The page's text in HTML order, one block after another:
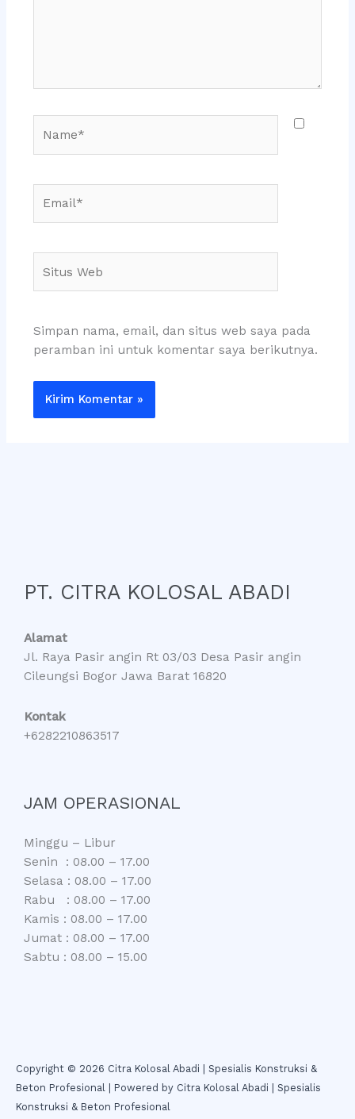
Web
Simpan nama, email, dan situs web saya pada
peramban ini untuk komentar saya berikutnya.
PT. CITRA KOLOSAL ABADI
Alamat
Jl. Raya Pasir angin Rt 03/03 Desa Pasir angin
Cileungsi Bogor Jawa Barat 16820
Kontak
+6282210863517
JAM OPERASIONAL
Minggu – Libur
Senin : 08.00 – 17.00
Selasa : 08.00 – 17.00
Rabu : 08.00 – 17.00
Kamis : 08.00 – 17.00
Jumat : 08.00 – 17.00
Sabtu : 08.00 – 15.00
Copyright © 2026 Citra Kolosal Abadi | Spesialis Konstruksi &
Beton Profesional | Powered by Citra Kolosal Abadi | Spesialis
Konstruksi & Beton Profesional